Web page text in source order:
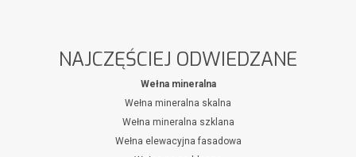
NAJCZĘŚCIEJ ODWIEDZANE
Wełna mineralna
Wełna mineralna skalna
Wełna mineralna szklana
Wełna elewacyjna fasadowa